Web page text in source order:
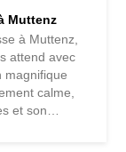
Muttenz
à Muttenz,
attend avec
magnifique
calme,
et son